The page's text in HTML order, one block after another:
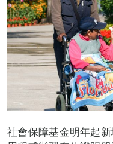
社會保障基金明年起